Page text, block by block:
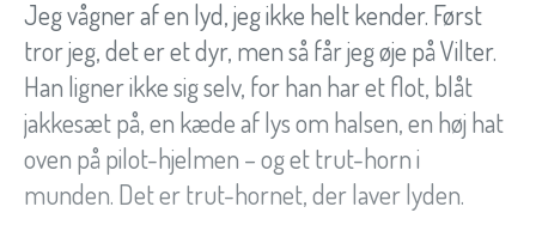
Jeg vågner af en lyd, jeg ikke helt kender. Først
tror jeg, det er et dyr, men så får jeg øje på Vilter.
Han ligner ikke sig selv, for han har et flot, blåt
jakkesæt på, en kæde af lys om halsen, en høj hat
oven på pilot-hjelmen – og et trut-horn i
munden. Det er trut-hornet, der laver lyden.